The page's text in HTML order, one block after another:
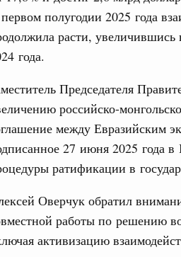
полугодии 2025 года
расти,
года.
Председателя
российско-
между Евразийским
27 июня 2025 года
ратификации в
Оверчук обратил
работы по решению
активизацию
сообщество людей,
за будущее
проект «Инфраструктура
Ввод нежилых зданий
отношения. Кадастровая
По решению
перейдёт более
и въездной туризм